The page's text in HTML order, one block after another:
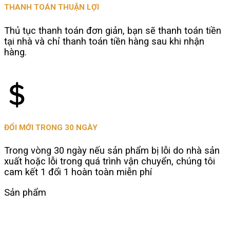
THANH TOÁN THUẬN LỢI
Thủ tục thanh toán đơn giản, bạn sẽ thanh toán tiền
tại nhà và chỉ thanh toán tiền hàng sau khi nhận
hàng.
ĐỔI MỚI TRONG 30 NGÀY
Trong vòng 30 ngày nếu sản phẩm bị lỗi do nhà sản
xuất hoặc lỗi trong quá trình vận chuyển, chúng tôi
cam kết 1 đổi 1 hoàn toàn miễn phí
Sản phẩm